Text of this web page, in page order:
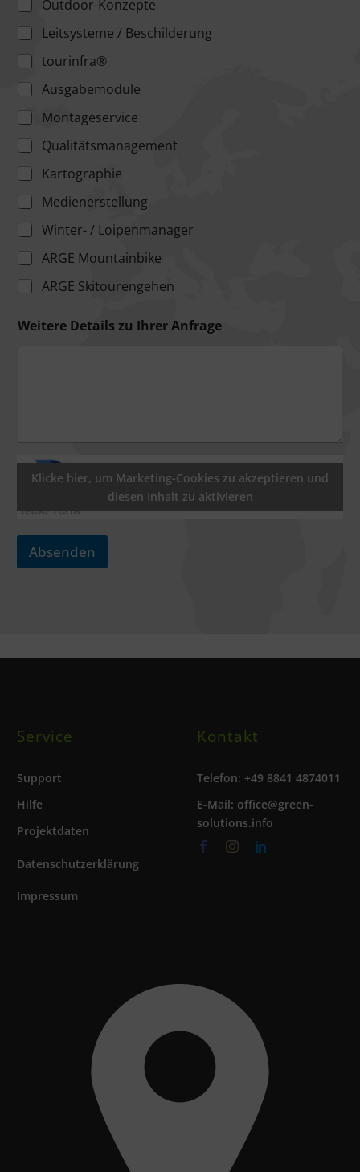
Outdoor-Konzepte
Leitsysteme / Beschilderung
tourinfra®
Ausgabemodule
Montageservice
Qualitätsmanagement
Kartographie
Medienerstellung
Winter- / Loipenmanager
ARGE Mountainbike
ARGE Skitourengehen
Weitere Details zu Ihrer Anfrage
Klicke hier, um Marketing-Cookies zu akzeptieren und
diesen Inhalt zu aktivieren
Absenden
Service
Support
Hilfe
Projektdaten
Datenschutzerklärung
Impressum
Kontakt
Telefon: +49 8841 4874011
E-Mail: office@green-
solutions.info